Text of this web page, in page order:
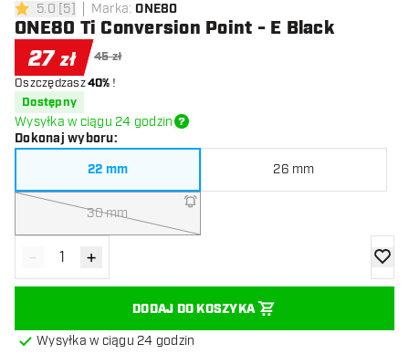
5 gwiazdki oceny
5.0 [5] Marka: ONE80
ONE80 Ti Conversion Point - E Black
27 zł 45 zł
Oszczędzasz40% !
Dostępny
Wysyłka w ciągu 24 godzin
Dokonaj wyboru:
22 mm
26 mm
30 mm
Zmniejsz ilość
- Zwiększ ilość
+
DODAJ DO KOSZYKA
Wysyłka w ciągu 24 godzin